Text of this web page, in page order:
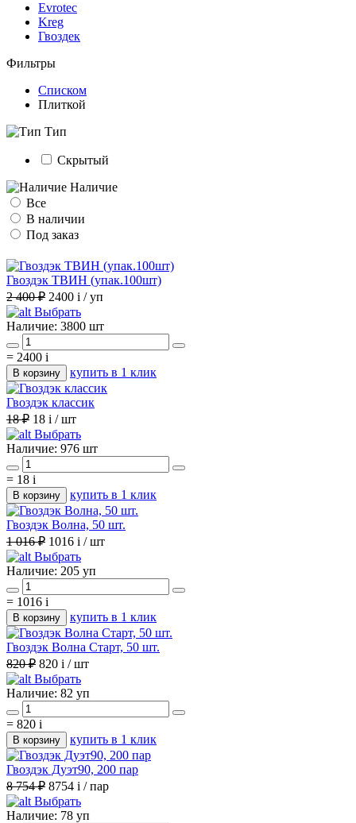
Evrotec
Kreg
Гвоздек
Фильтры
Списком
Плиткой
Тип
Скрытый
Наличие
Все
В наличии
Под заказ
Гвоздэк ТВИН (упак.100шт)
2 400 ₽ 2400 i / уп
Выбрать
Наличие: 3800 шт
= 2400 i
В корзину купить в 1 клик
Гвоздэк классик
18 ₽ 18 i / шт
Выбрать
Наличие: 976 шт
= 18 i
В корзину купить в 1 клик
Гвоздэк Волна, 50 шт.
1 016 ₽ 1016 i / шт
Выбрать
Наличие: 205 уп
= 1016 i
В корзину купить в 1 клик
Гвоздэк Волна Старт, 50 шт.
820 ₽ 820 i / шт
Выбрать
Наличие: 82 уп
= 820 i
В корзину купить в 1 клик
Гвоздэк Дуэт90, 200 пар
8 754 ₽ 8754 i / пар
Выбрать
Наличие: 78 уп